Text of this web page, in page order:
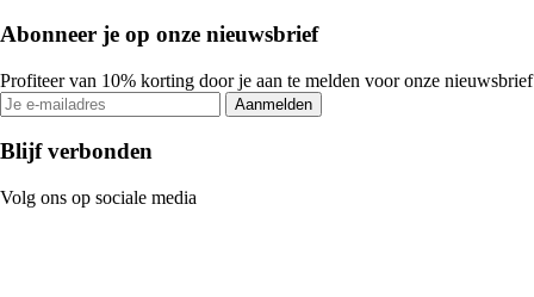
Abonneer je op onze nieuwsbrief
Profiteer van 10% korting door je aan te melden voor onze nieuwsbrief
Aanmelden
Blijf verbonden
Volg ons op sociale media